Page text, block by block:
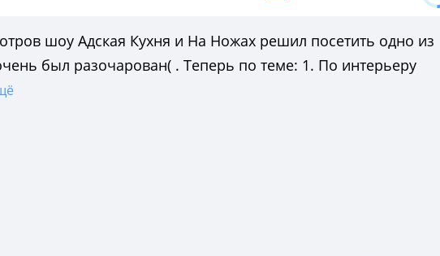
шоу Адская Кухня и На Ножах решил посетить одно из
был разочарован( . Теперь по теме: 1. По интерьеру